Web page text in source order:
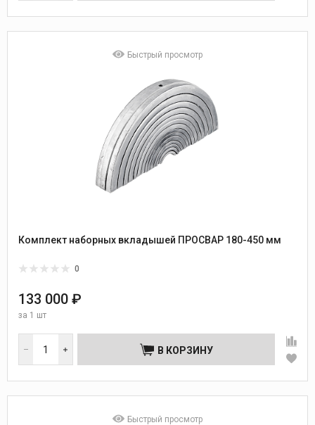
Быстрый просмотр
Комплект наборных вкладышей ПРОСВАР 180-450 мм
0
133 000 ₽
за 1 шт
В КОРЗИНУ
Быстрый просмотр